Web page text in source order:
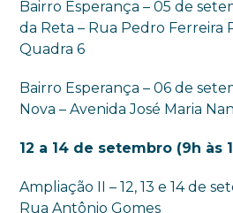
Bairro Esperança – 05 de
da Reta – Rua Pedro Ferreira
Quadra 6
Bairro Esperança – 06 de
Nova – Avenida José Maria
12 a 14 de setembro (9h às
Ampliação II – 12, 13 e 14 de
Rua Antônio Gomes